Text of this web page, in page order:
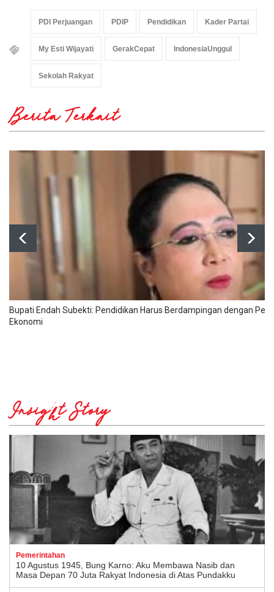
PDI Perjuangan PDIP Pendidikan Kader Partai
My Esti Wijayati GerakCepat IndonesiaUnggul
Sekolah Rakyat
Berita Terkait
Bupati Endah Subekti: Pendidikan Harus Berdampingan dengan
Ekonomi
Insight Story
Pemerintahan
10 Agustus 1945, Bung Karno: Aku Membawa Nasib dan
Masa Depan 70 Juta Rakyat Indonesia di Atas Pundakku